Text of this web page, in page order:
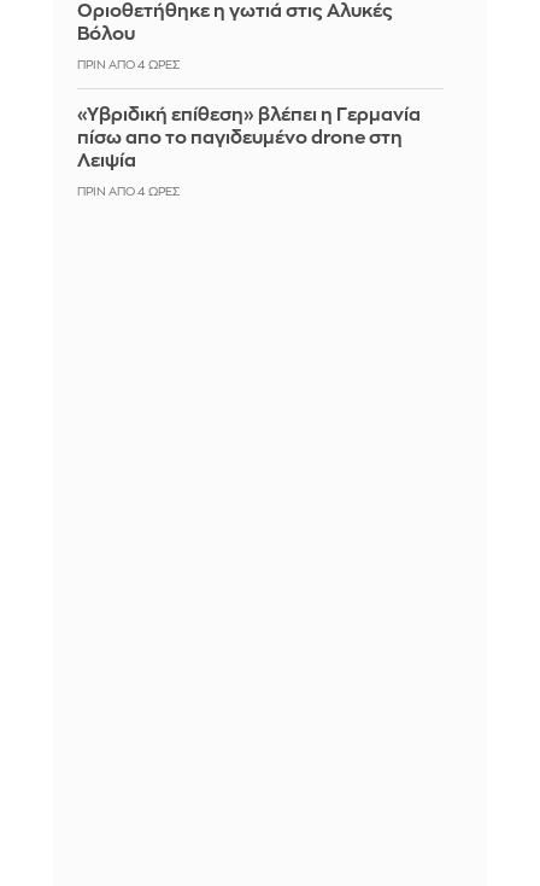
Οριοθετήθηκε η γωτιά στις Αλυκές
Βόλου
ΠΡΙΝ ΑΠΌ 4 ΏΡΕΣ
«Υβριδική επίθεση» βλέπει η Γερμανία
πίσω απο το παγιδευμένο drone στη
Λειψία
ΠΡΙΝ ΑΠΌ 4 ΏΡΕΣ